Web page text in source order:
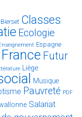
Bierset Classes
Ecologie
Espagne
France Futur
Liège
Musique
Pauvreté PDF
Salariat